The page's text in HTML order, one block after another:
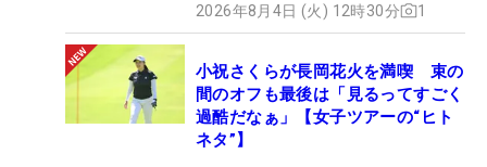
2026年8月4日 (火) 12時30分 1
小祝さくらが長岡花火を満喫 束の
間のオフも最後は「見るってすごく
過酷だなぁ」【女子ツアーの“ヒト
ネタ”】